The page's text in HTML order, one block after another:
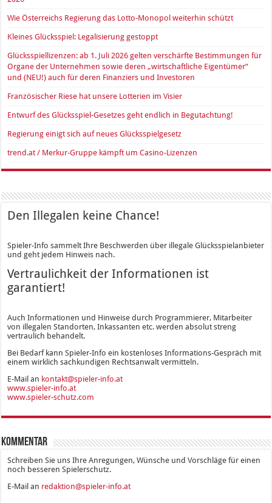
Wie Österreichs Regierung das Lotto-Monopol weiterhin schützt
Kleines Glücksspiel: Legalisierung gestoppt
Glücksspiellizenzen: ab 1. Juli 2026 gelten verschärfte Bestimmungen für
Organe der Unternehmen sowie deren „wirtschaftliche Eigentümer“
und (NEU!) auch für deren Finanziers und Investoren
Französischer Riese hat unsere Lotterien im Visier
Entwurf des Glücksspiel-Gesetzes geht endlich in Begutachtung!
Regierung einigt sich auf neues Glücksspielgesetz
trend.at / Merkur-Gruppe kämpft um Casino-Lizenzen
Den Illegalen keine Chance!
Spieler-Info sammelt Ihre Beschwerden über illegale Glücksspielanbieter
und geht jedem Hinweis nach.
Vertraulichkeit der Informationen ist
garantiert!
Auch Informationen und Hinweise durch Programmierer, Mitarbeiter
von illegalen Standorten, Inkassanten etc. werden absolut streng
vertraulich behandelt.
Bei Bedarf kann Spieler-Info ein kostenloses Informations-Gespräch mit
einem wirklich sachkundigen Rechtsanwalt vermitteln.
E-Mail an kontakt@spieler-info.at
www.spieler-info.at
www.spieler-schutz.com
Kommentar
Schreiben Sie uns Ihre Anregungen, Wünsche und Vorschläge für einen
noch besseren Spielerschutz.
E-Mail an redaktion@spieler-info.at